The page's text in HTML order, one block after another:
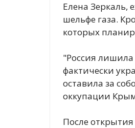
Елена Зеркаль,
шельфе газа.
которых
"Россия
фактически
оставила за
оккупации
После